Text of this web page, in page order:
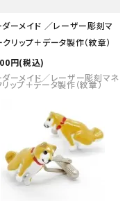
ーメイド ／レーザー彫刻マ
リップ＋データ製作（紋章）
円(税込)
ダーメイド／レーザー彫刻マネ
ップ＋データ製作（紋章）